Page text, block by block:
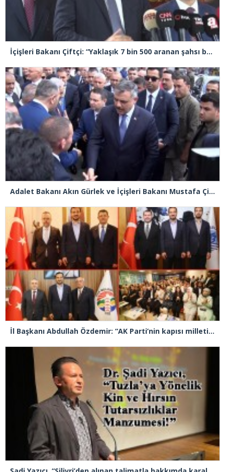
İçişleri Bakanı Çiftçi: “Yaklaşık 7 bin 500 aranan şahsı bu yılın ilk 7 ayında yakalamış durumdayız”
Adalet Bakanı Akın Gürlek ve İçişleri Bakanı Mustafa Çiftçi Esenyurt’ta
İl Başkanı Abdullah Özdemir: “AK Parti’nin kapısı milletine hizmet etmek isteyen herkese açıktır”